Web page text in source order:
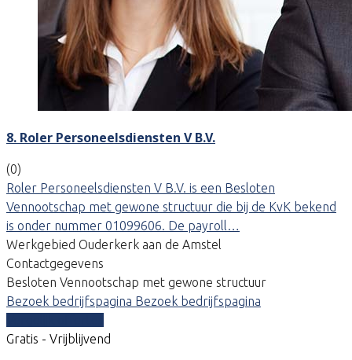
8. Roler Personeelsdiensten V B.V.
(0)
Roler Personeelsdiensten V B.V. is een Besloten
Vennootschap met gewone structuur die bij de KvK bekend
is onder nummer 01099606. De payroll…
Werkgebied Ouderkerk aan de Amstel
Contactgegevens
Besloten Vennootschap met gewone structuur
Bezoek bedrijfspagina Bezoek bedrijfspagina
Gratis - Vrijblijvend